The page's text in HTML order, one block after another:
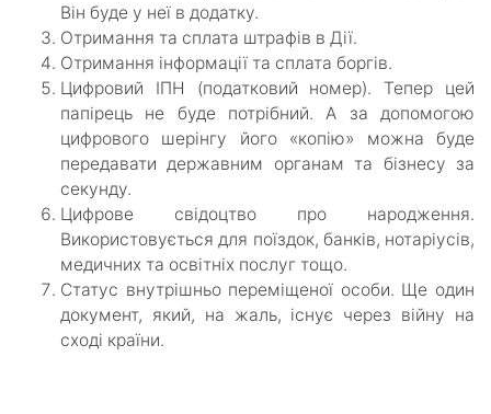
Він буде у неї в додатку.
Отримання та сплата штрафів в Дії.
Отримання інформації та сплата боргів.
Цифровий ІПН (податковий номер). Тепер цей
папірець не буде потрібний. А за допомогою
цифрового шерінгу його «копію» можна буде
передавати державним органам та бізнесу за
секунду.
Цифрове свідоцтво про народження.
Використовується для поїздок, банків, нотаріусів,
медичних та освітніх послуг тощо.
Статус внутрішньо переміщеної особи. Ще один
документ, який, на жаль, існує через війну на
сході країни.